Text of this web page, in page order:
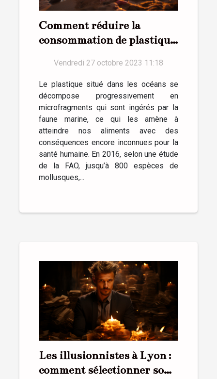
Comment réduire la
consommation de plastique
Vendredi 27 octobre 2023 11:18
Le plastique situé dans les océans se
décompose progressivement en
microfragments qui sont ingérés par la
faune marine, ce qui les amène à
atteindre nos aliments avec des
conséquences encore inconnues pour la
santé humaine. En 2016, selon une étude
de la FAO, jusqu’à 800 espèces de
mollusques,...
Les illusionnistes à Lyon :
comment sélectionner son